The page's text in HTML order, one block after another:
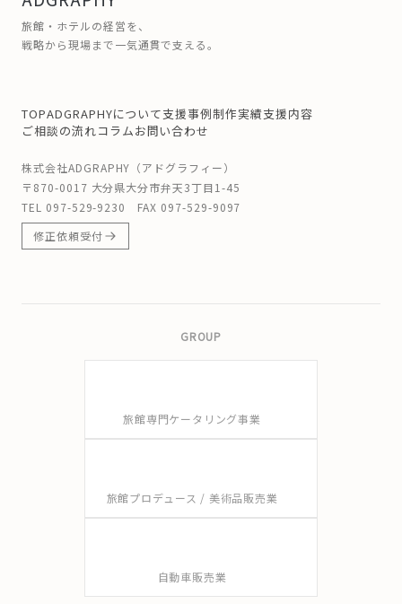
旅館・ホテルの経営を、
戦略から現場まで一気通貫で支える。
TOPADGRAPHYについて支援事例制作実績支援内容
ご相談の流れコラムお問い合わせ
株式会社ADGRAPHY（アドグラフィー）
〒870-0017 大分県大分市弁天3丁目1-45
TEL 097-529-9230
FAX 097-529-9097
修正依頼受付
GROUP
旅館専門ケータリング事業
旅館プロデュース / 美術品販売業
自動車販売業